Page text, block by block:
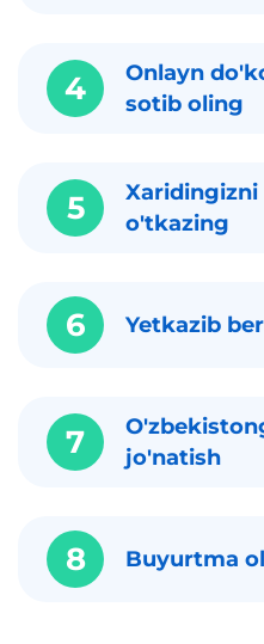
4
Onlayn
sotib oling
5
o'tkazing
6 Yetkazib
7
jo'natish
8 Buyurtma